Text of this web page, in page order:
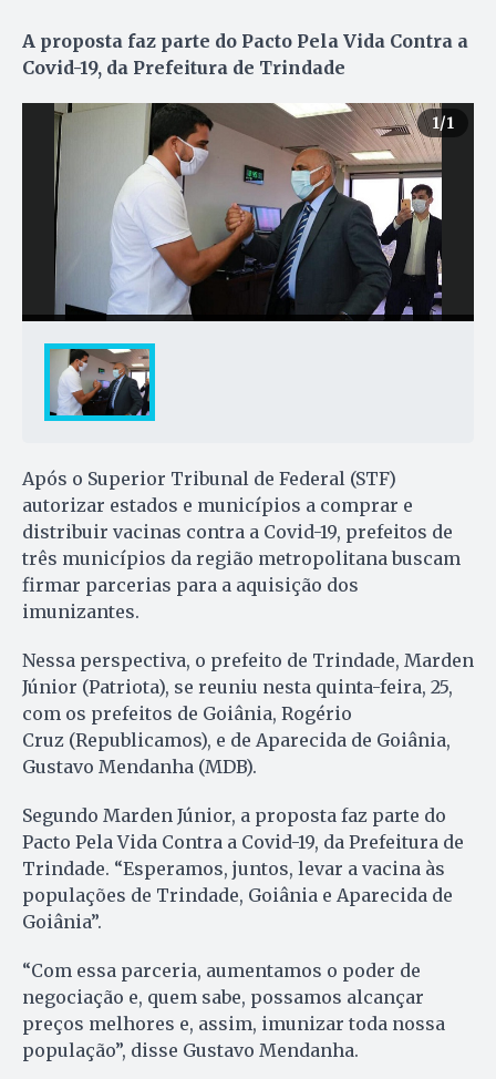
A proposta faz parte do Pacto Pela Vida Contra a
Covid-19, da Prefeitura de Trindade
1/1
Após o Superior Tribunal de Federal (STF)
autorizar estados e municípios a comprar e
distribuir vacinas contra a Covid-19, prefeitos de
três municípios da região metropolitana buscam
firmar parcerias para a aquisição dos
imunizantes.
Nessa perspectiva, o prefeito de Trindade, Marden
Júnior (Patriota), se reuniu nesta quinta-feira, 25,
com os prefeitos de Goiânia, Rogério
Cruz (Republicamos), e de Aparecida de Goiânia,
Gustavo Mendanha (MDB).
Segundo Marden Júnior, a proposta faz parte do
Pacto Pela Vida Contra a Covid-19, da Prefeitura de
Trindade. “Esperamos, juntos, levar a vacina às
populações de Trindade, Goiânia e Aparecida de
Goiânia”.
“Com essa parceria, aumentamos o poder de
negociação e, quem sabe, possamos alcançar
preços melhores e, assim, imunizar toda nossa
população”, disse Gustavo Mendanha.